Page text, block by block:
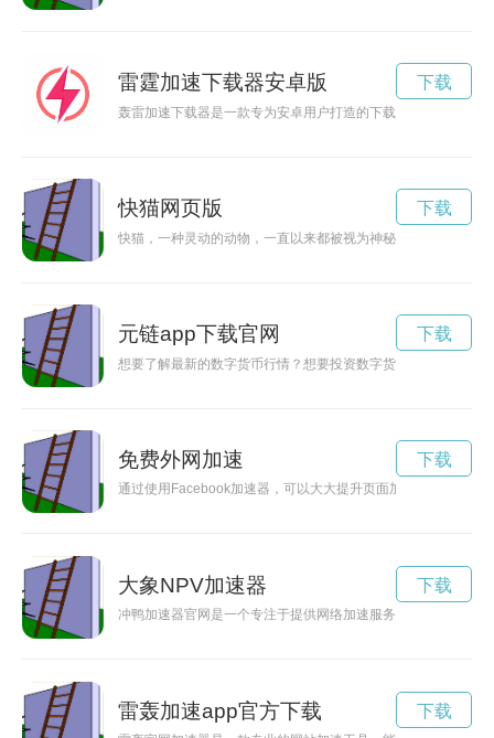
雷霆加速下载器安卓版
轰雷加速下载器是一款专为安卓用户打造的下载神器，能够帮
下载
快猫网页版
快猫，一种灵动的动物，一直以来都被视为神秘的存在。它的
下载
元链app下载官网
想要了解最新的数字货币行情？想要投资数字货币但又不知道
下载
免费外网加速
通过使用Facebook加速器，可以大大提升页面加载速度，提升
下载
大象NPV加速器
冲鸭加速器官网是一个专注于提供网络加速服务的平台，致力
下载
雷轰加速app官方下载 下载